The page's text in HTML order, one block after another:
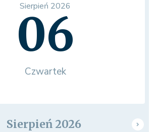
Sierpień 2026
06
Czwartek
Sierpień 2026